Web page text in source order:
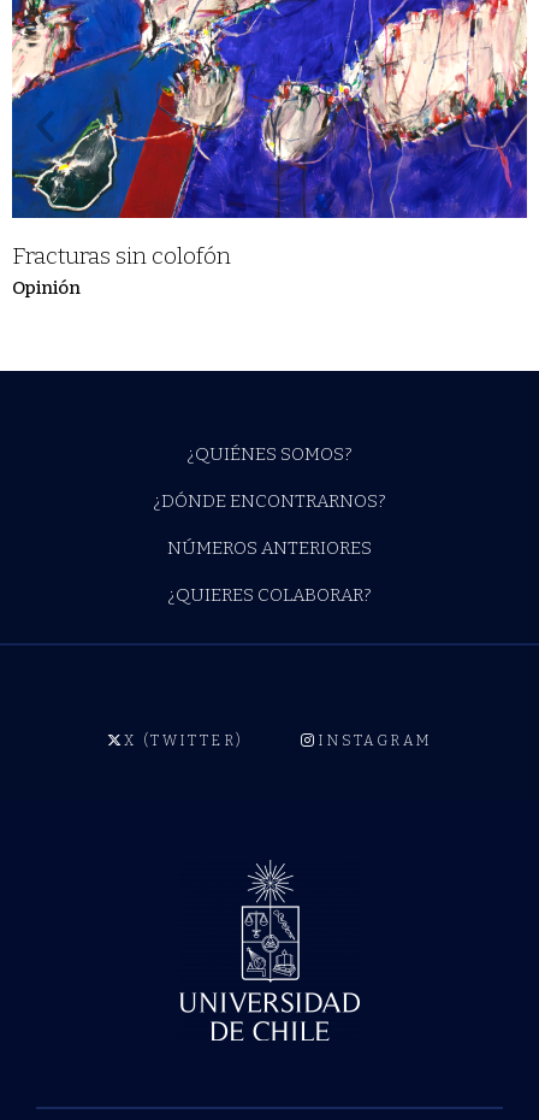
Fracturas sin colofón
Opinión
¿QUIÉNES SOMOS?
¿DÓNDE ENCONTRARNOS?
NÚMEROS ANTERIORES
¿QUIERES COLABORAR?
X (TWITTER) INSTAGRAM